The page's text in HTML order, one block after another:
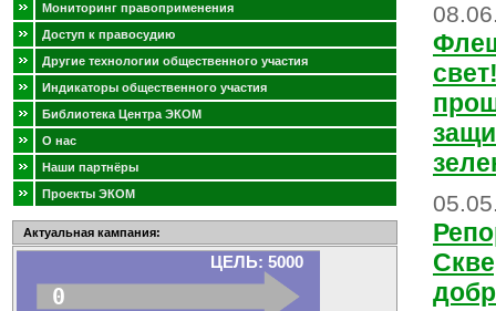
Мониторинг правоприменения
Доступ к правосудию
Другие технологии общественного участия
Индикаторы общественного участия
Библиотека Центра ЭКОМ
О нас
Наши партнёры
Проекты ЭКОМ
Актуальная кампания:
0
ЦЕЛЬ: 5000